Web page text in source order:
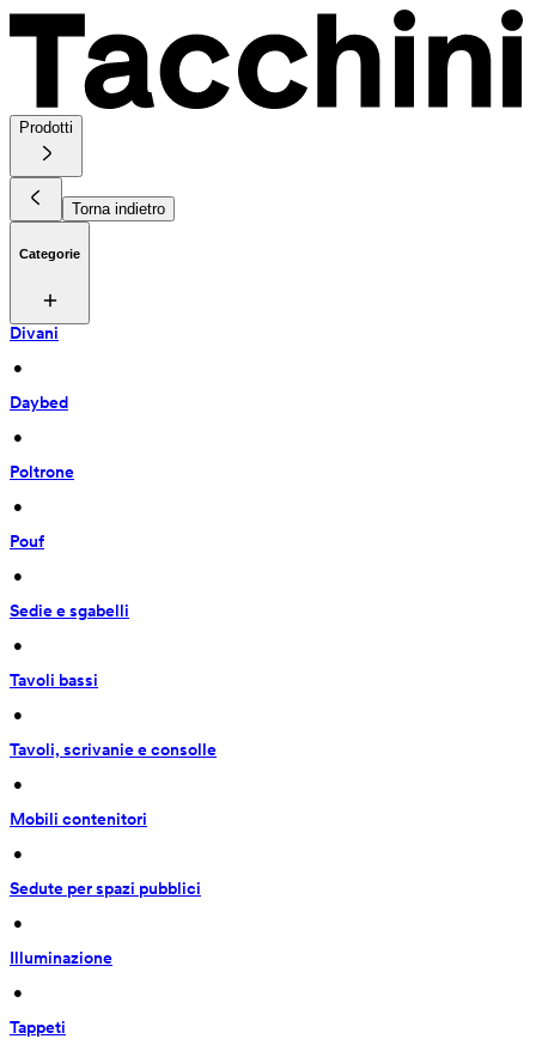
Prodotti
Torna indietro
Categorie
Divani
•
Daybed
•
Poltrone
•
Pouf
•
Sedie e sgabelli
•
Tavoli bassi
•
Tavoli, scrivanie e consolle
•
Mobili contenitori
•
Sedute per spazi pubblici
•
Illuminazione
•
Tappeti